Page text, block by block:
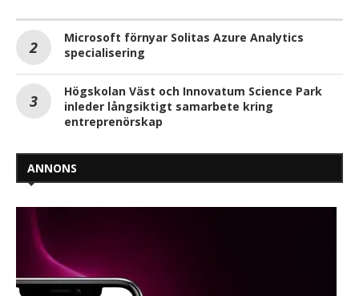
Microsoft förnyar Solitas Azure Analytics
specialisering
Högskolan Väst och Innovatum Science Park
inleder långsiktigt samarbete kring
entreprenörskap
ANNONS